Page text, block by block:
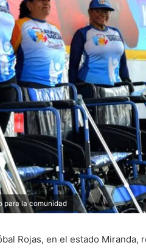
para la comunidad
Rojas, en el estado Miranda,